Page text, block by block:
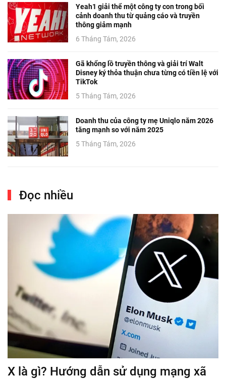
Yeah1 giải thể một công ty con trong bối
cảnh doanh thu từ quảng cáo và truyền
thông giảm mạnh
6 Tháng Tám, 2026
Gã khổng lồ truyền thông và giải trí Walt
Disney ký thỏa thuận chưa từng có tiền lệ với
TikTok
5 Tháng Tám, 2026
Doanh thu của công ty mẹ Uniqlo năm 2026
tăng mạnh so với năm 2025
5 Tháng Tám, 2026
Đọc nhiều
X là gì? Hướng dẫn sử dụng mạng xã